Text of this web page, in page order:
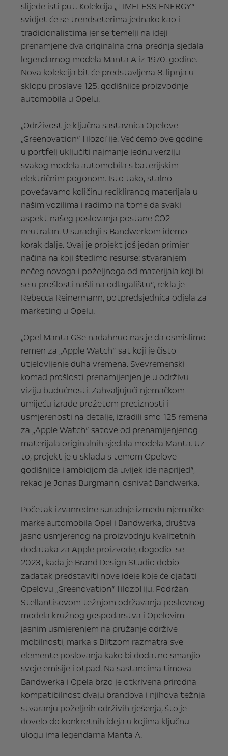
slijede isti put. Kolekcija „TIMELESS ENERGY“
svidjet će se trendseterima jednako kao i
tradicionalistima jer se temelji na ideji
prenamjene dva originalna crna prednja sjedala
legendarnog modela Manta A iz 1970. godine.
Nova kolekcija bit će predstavljena 8. lipnja u
sklopu proslave 125. godišnjice proizvodnje
automobila u Opelu.
„Održivost je ključna sastavnica Opelove
„Greenovation“ filozofije. Već ćemo ove godine
u portfelj uključiti najmanje jednu verziju
svakog modela automobila s baterijskim
električnim pogonom. Isto tako, stalno
povećavamo količinu recikliranog materijala u
našim vozilima i radimo na tome da svaki
aspekt našeg poslovanja postane CO2
neutralan. U suradnji s Bandwerkom idemo
korak dalje. Ovaj je projekt još jedan primjer
načina na koji štedimo resurse: stvaranjem
nečeg novoga i poželjnoga od materijala koji bi
se u prošlosti našli na odlagalištu”, rekla je
Rebecca Reinermann, potpredsjednica odjela za
marketing u Opelu.
„Opel Manta GSe nadahnuo nas je da osmislimo
remen za „Apple Watch“ sat koji je čisto
utjelovljenje duha vremena. Svevremenski
komad prošlosti prenamijenjen je u održivu
viziju budućnosti. Zahvaljujući njemačkom
umijeću izrade prožetom preciznosti i
usmjerenosti na detalje, izradili smo 125 remena
za „Apple Watch“ satove od prenamijenjenog
materijala originalnih sjedala modela Manta. Uz
to, projekt je u skladu s temom Opelove
godišnjice i ambicijom da uvijek ide naprijed“,
rekao je Jonas Burgmann, osnivač Bandwerka.
Početak izvanredne suradnje između njemačke
marke automobila Opel i Bandwerka, društva
jasno usmjerenog na proizvodnju kvalitetnih
dodataka za Apple proizvode, dogodio se
2023., kada je Brand Design Studio dobio
zadatak predstaviti nove ideje koje će ojačati
Opelovu „Greenovation“ filozofiju. Podržan
Stellantisovom težnjom održavanja poslovnog
modela kružnog gospodarstva i Opelovim
jasnim usmjerenjem na pružanje održive
mobilnosti, marka s Blitzom razmatra sve
elemente poslovanja kako bi dodatno smanjio
svoje emisije i otpad. Na sastancima timova
Bandwerka i Opela brzo je otkrivena prirodna
kompatibilnost dvaju brandova i njihova težnja
stvaranju poželjnih održivih rješenja, što je
dovelo do konkretnih ideja u kojima ključnu
ulogu ima legendarna Manta A.